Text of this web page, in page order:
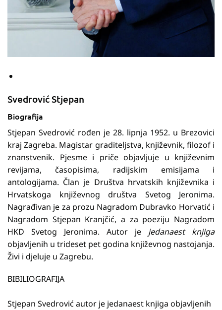
Svedrović Stjepan
Biografija
Stjepan Svedrović rođen je 28. lipnja 1952. u Brezovici
kraj Zagreba. Magistar graditeljstva, književnik, filozof i
znanstvenik. Pjesme i priče objavljuje u književnim
revijama, časopisima, radijskim emisijama i
antologijama. Član je Društva hrvatskih književnika i
Hrvatskoga književnog društva Svetog Jeronima.
Nagrađivan je za prozu Nagradom Dubravko Horvatić i
Nagradom Stjepan Kranjčić, a za poeziju Nagradom
HKD Svetog Jeronima. Autor je jedanaest knjiga
objavljenih u trideset pet godina književnog nastojanja.
Živi i djeluje u Zagrebu.
BIBILIOGRAFIJA
Stjepan Svedrović autor je jedanaest knjiga objavljenih